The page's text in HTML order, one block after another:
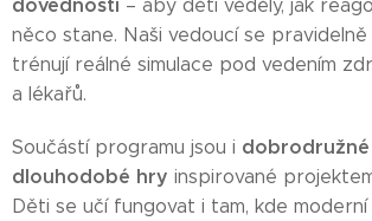
dovednosti – aby děti věděly, jak
něco stane. Naši vedoucí se pravidelně
trénují reálné simulace pod vedením
a lékařů.
Součástí programu jsou i
dlouhodobé hry inspirované
Děti se učí fungovat i tam, kde